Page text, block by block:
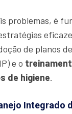
problemas, é
de planos de
e o
de higiene.
Integrado